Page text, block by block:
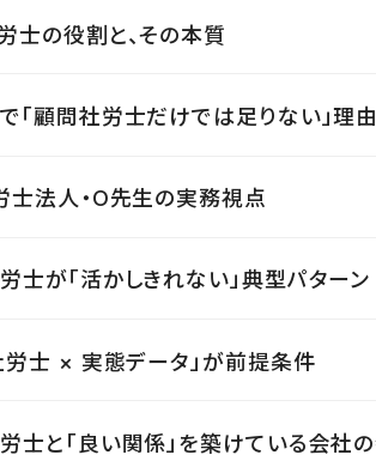
士の役割と、その本質
「顧問社労士だけでは足りない」理
士法人・O先生の実務視点
士が「活かしきれない」典型パターン
労士 × 実態データ」が前提条件
士と「良い関係」を築けている会社